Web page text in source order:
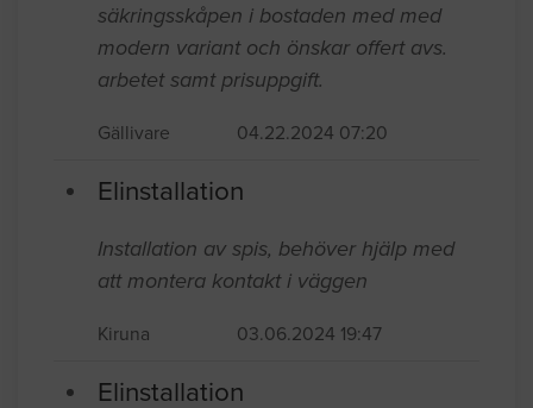
säkringsskåpen i bostaden med med
modern variant och önskar offert avs.
arbetet samt prisuppgift.
Gällivare 04.22.2024 07:20
Elinstallation
Installation av spis, behöver hjälp med
att montera kontakt i väggen
Kiruna 03.06.2024 19:47
Elinstallation